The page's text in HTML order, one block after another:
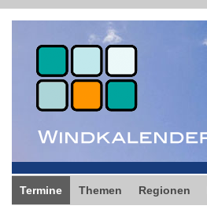
Termine Themen Regionen